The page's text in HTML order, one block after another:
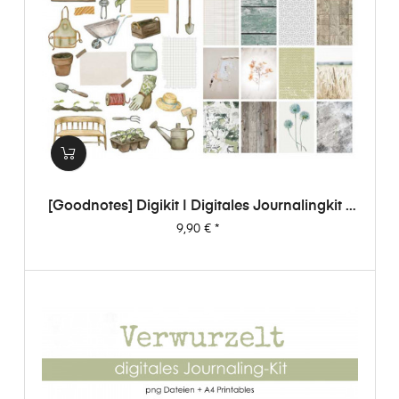
[Goodnotes] Digikit | Digitales Journalingkit -
Verwurzelt
Preis
9,90 €*